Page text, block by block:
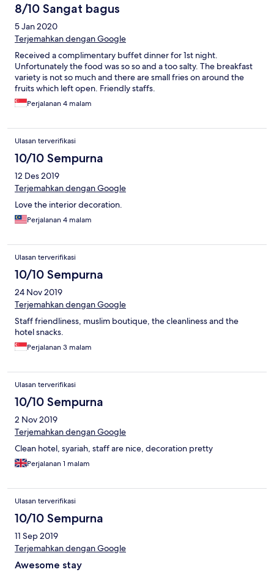
8/10 Sangat bagus
5 Jan 2020
Terjemahkan dengan Google
Received a complimentary buffet dinner for 1st night.
Unfortunately the food was so so and a too salty. The breakfast
variety is not so much and there are small fries on around the
fruits which left open. Friendly staffs.
Perjalanan 4 malam
Ulasan terverifikasi
10/10 Sempurna
12 Des 2019
Terjemahkan dengan Google
Love the interior decoration.
Perjalanan 4 malam
Ulasan terverifikasi
10/10 Sempurna
24 Nov 2019
Terjemahkan dengan Google
Staff friendliness, muslim boutique, the cleanliness and the
hotel snacks.
Perjalanan 3 malam
Ulasan terverifikasi
10/10 Sempurna
2 Nov 2019
Terjemahkan dengan Google
Clean hotel, syariah, staff are nice, decoration pretty
Perjalanan 1 malam
Ulasan terverifikasi
10/10 Sempurna
11 Sep 2019
Terjemahkan dengan Google
Awesome stay